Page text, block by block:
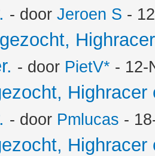
- door Jeroen S -
- door PietV* - 12-
Highracer
- door Pmlucas -
Highracer